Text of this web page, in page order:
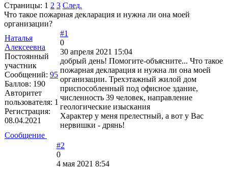
Страницы: 1 2 3 След.
Что такое пожарная декларация и нужна ли она моей
организации?
Наталья
Алексеевна
Постоянный
участник
Сообщений: 95
Баллов: 190
Авторитет
пользователя: 1
Регистрация:
08.04.2021
#1
0
30 апреля 2021 15:04
добрый день! Помогите-объясните... Что такое
пожарная декларация и нужна ли она моей
организации. Трехэтажный жилой дом
приспособленный под офисное здание,
численность 39 человек, направление
геологические изыскания
Характер у меня прелестный, а вот у Вас
нервишки - дрянь!
Сообщение
#2
0
4 мая 2021 8:54